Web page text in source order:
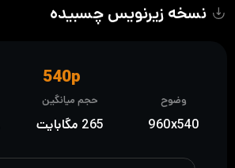
نسخه زیرنویس چسبیده
وضوح
960x540
حجم میانگین
265 مگابایت
540p